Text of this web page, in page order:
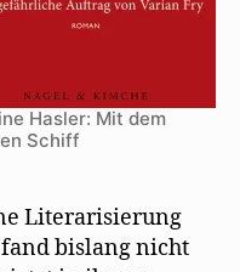
Hasler: Mit dem
Schiff
Literarisierung
bislang nicht